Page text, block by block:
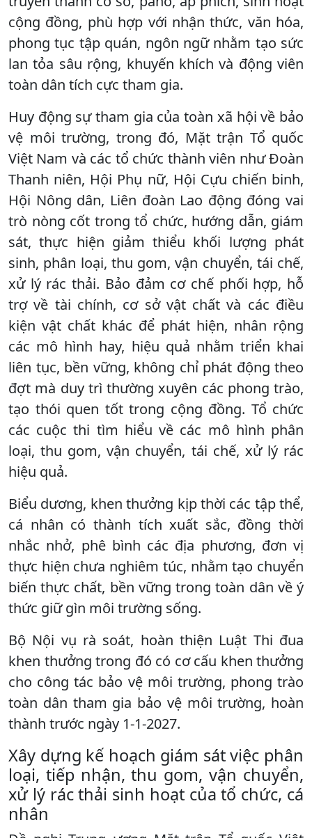
cộng đồng, phù hợp với nhận thức, văn hóa,
phong tục tập quán, ngôn ngữ nhằm tạo sức
lan tỏa sâu rộng, khuyến khích và động viên
toàn dân tích cực tham gia.
Huy động sự tham gia của toàn xã hội về bảo
vệ môi trường, trong đó, Mặt trận Tổ quốc
Việt Nam và các tổ chức thành viên như Đoàn
Thanh niên, Hội Phụ nữ, Hội Cựu chiến binh,
Hội Nông dân, Liên đoàn Lao động đóng vai
trò nòng cốt trong tổ chức, hướng dẫn, giám
sát, thực hiện giảm thiểu khối lượng phát
sinh, phân loại, thu gom, vận chuyển, tái chế,
xử lý rác thải. Bảo đảm cơ chế phối hợp, hỗ
trợ về tài chính, cơ sở vật chất và các điều
kiện vật chất khác để phát hiện, nhân rộng
các mô hình hay, hiệu quả nhằm triển khai
liên tục, bền vững, không chỉ phát động theo
đợt mà duy trì thường xuyên các phong trào,
tạo thói quen tốt trong cộng đồng. Tổ chức
các cuộc thi tìm hiểu về các mô hình phân
loại, thu gom, vận chuyển, tái chế, xử lý rác
hiệu quả.
Biểu dương, khen thưởng kịp thời các tập thể,
cá nhân có thành tích xuất sắc, đồng thời
nhắc nhở, phê bình các địa phương, đơn vị
thực hiện chưa nghiêm túc, nhằm tạo chuyển
biến thực chất, bền vững trong toàn dân về ý
thức giữ gìn môi trường sống.
Bộ Nội vụ rà soát, hoàn thiện Luật Thi đua
khen thưởng trong đó có cơ cấu khen thưởng
cho công tác bảo vệ môi trường, phong trào
toàn dân tham gia bảo vệ môi trường, hoàn
thành trước ngày 1-1-2027.
Xây dựng kế hoạch giám sát việc phân
loại, tiếp nhận, thu gom, vận chuyển,
xử lý rác thải sinh hoạt của tổ chức, cá
nhân